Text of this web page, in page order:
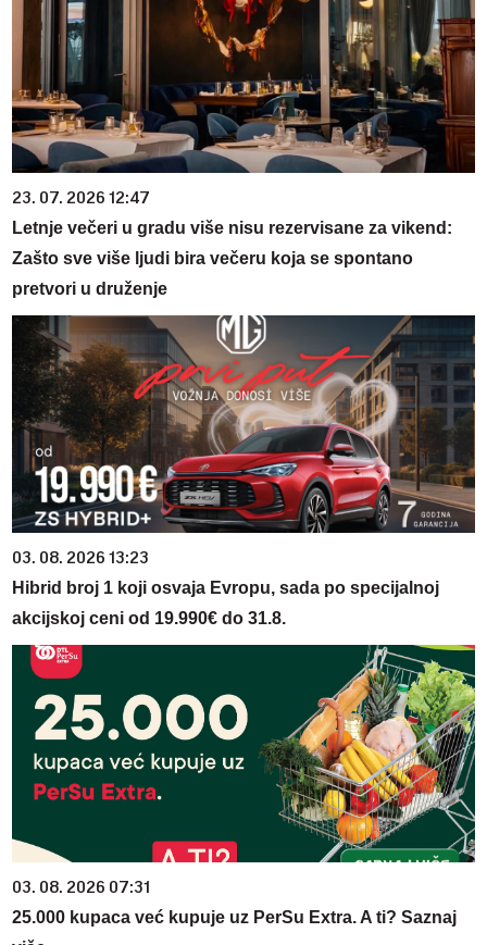
23. 07. 2026 12:47
Letnje večeri u gradu više nisu rezervisane za vikend:
Zašto sve više ljudi bira večeru koja se spontano
pretvori u druženje
03. 08. 2026 13:23
Hibrid broj 1 koji osvaja Evropu, sada po specijalnoj
akcijskoj ceni od 19.990€ do 31.8.
03. 08. 2026 07:31
25.000 kupaca već kupuje uz PerSu Extra. A ti? Saznaj